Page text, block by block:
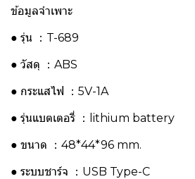
ข้อมูลจำเพาะ
● รุ่น ：T-689
● วัสดุ ：ABS
● กระแสไฟ ：5V-1A
● รุ่นแบตเตอรี่ ：lithium battery
● ขนาด ：48*44*96 mm.
● ระบบชาร์จ ：USB Type-C